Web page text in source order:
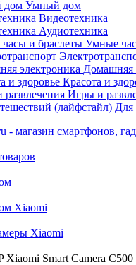
Умный дом
Видеотехника
Аудиотехника
Умные
Домашняя
Красота и
Игры и
Для
- магазин смартфонов,
Xiaomi
Xiaomi
Xiaomi Smart Camera C500